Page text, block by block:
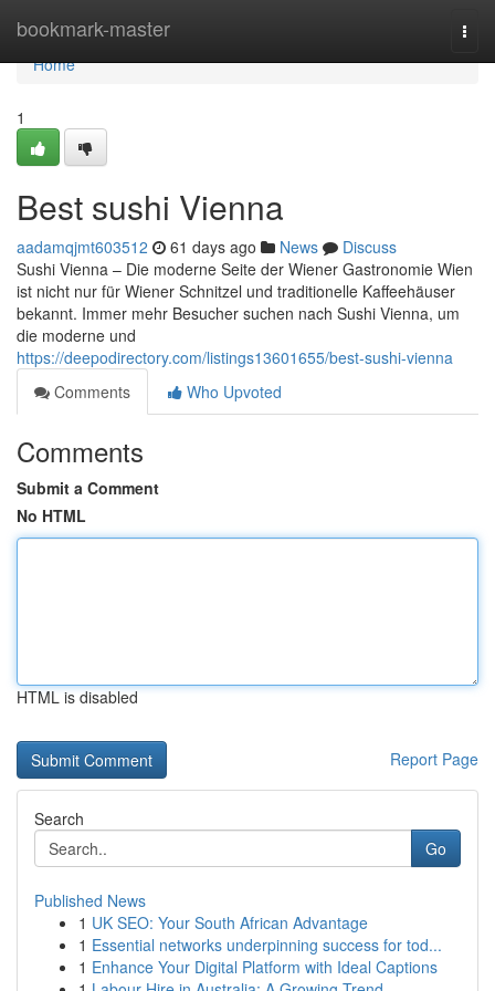
bookmark-master
Home
Home
1
Best sushi Vienna
aadamqjmt603512 61 days ago News
Discuss
Sushi Vienna – Die moderne Seite der Wiener Gastronomie Wien
ist nicht nur für Wiener Schnitzel und traditionelle Kaffeehäuser
bekannt. Immer mehr Besucher suchen nach Sushi Vienna, um
die moderne und
https://deepodirectory.com/listings13601655/best-sushi-vienna
Comments
Who Upvoted
Comments
Submit a Comment
No HTML
HTML is disabled
Report Page
Search
Go
Published News
1 UK SEO: Your South African Advantage
1 Essential networks underpinning success for tod...
1 Enhance Your Digital Platform with Ideal Captions